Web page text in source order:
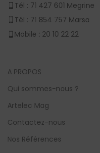
Tél : 71 427 601 Megrine
Tél : 71 854 757 Marsa
Mobile : 20 10 22 22
A PROPOS
Qui sommes-nous ?
Artelec Mag
Contactez-nous
Nos Références